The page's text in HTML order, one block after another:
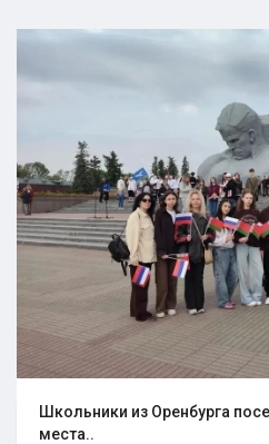
Школьники из Оренбурга
места..